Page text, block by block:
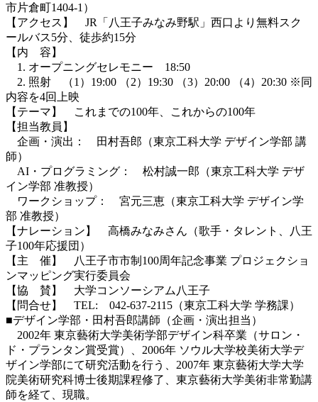
市片倉町1404-1）
【アクセス】 JR「八王子みなみ野駅」西口より無料スク
ールバス5分、徒歩約15分
【内 容】
1. オープニングセレモニー 18:50
2. 照射 （1）19:00 （2）19:30 （3）20:00 （4）20:30 ※同
内容を4回上映
【テーマ】 これまでの100年、これからの100年
【担当教員】
企画・演出： 田村吾郎（東京工科大学 デザイン学部 講
師）
AI・プログラミング： 松村誠一郎（東京工科大学 デザ
イン学部 准教授）
ワークショップ： 宮元三恵（東京工科大学 デザイン学
部 准教授）
【ナレーション】 高橋みなみさん（歌手・タレント、八王
子100年応援団）
【主 催】 八王子市市制100周年記念事業 プロジェクショ
ンマッピング実行委員会
【協 賛】 大学コンソーシアム八王子
【問合せ】 TEL: 042-637-2115（東京工科大学 学務課）
■デザイン学部・田村吾郎講師（企画・演出担当）
2002年 東京藝術大学美術学部デザイン科卒業（サロン・
ド・プランタン賞受賞）、2006年 ソウル大学校美術大学デ
ザイン学部にて研究活動を行う、2007年 東京藝術大学大学
院美術研究科博士後期課程修了、東京藝術大学美術非常勤講
師を経て、現職。